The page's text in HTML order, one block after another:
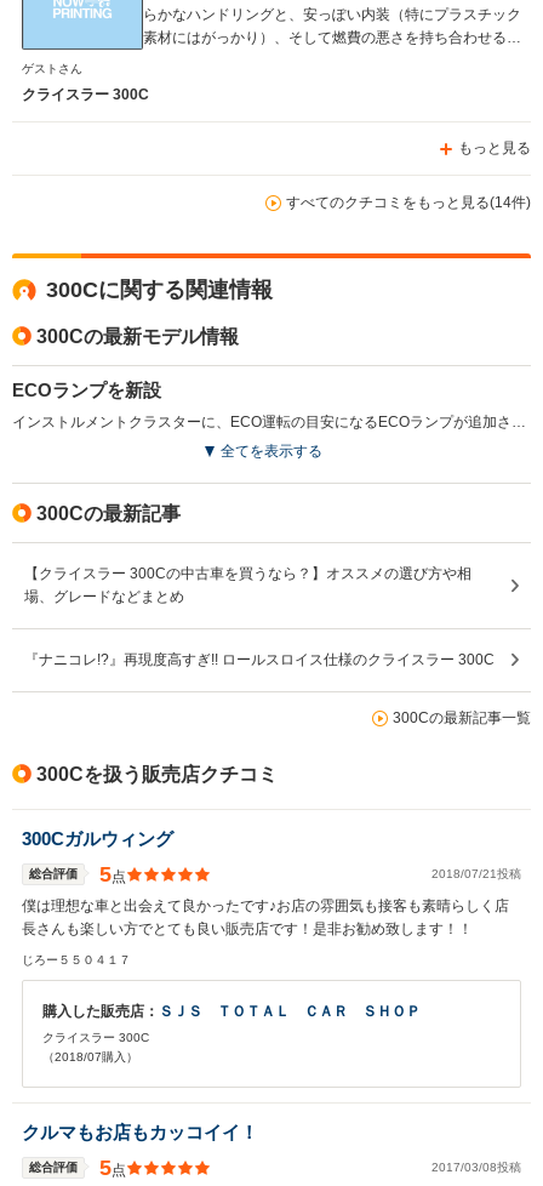
らかなハンドリングと、安っぽい内装（特にプラスチック
素材にはがっかり）、そして燃費の悪さを持ち合わせるの
ゲストさん
クライスラー 300C
もっと見る
すべてのクチコミをもっと見る(14件)
300Cに関する関連情報
300Cの最新モデル情報
ECOランプを新設
全てを表示する
300Cの最新記事
【クライスラー 300Cの中古車を買うなら？】オススメの選び方や相
場、グレードなどまとめ
『ナニコレ!?』再現度高すぎ!! ロールスロイス仕様のクライスラー 300C
300Cの最新記事一覧
300Cを扱う販売店クチコミ
300Cガルウィング
総合評価 5点 2018/07/21投稿
僕は理想な車と出会えて良かったです♪お店の雰囲気も接客も素晴らしく店
長さんも楽しい方でとても良い販売店です！是非お勧め致します！！
じろー５５０４１７
購入した販売店： ＳＪＳ ＴＯＴＡＬ ＣＡＲ ＳＨＯＰ
クライスラー 300C
（2018/07購入）
クルマもお店もカッコイイ！
総合評価 5点 2017/03/08投稿